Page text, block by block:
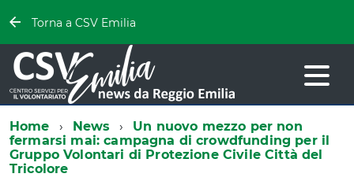
Torna a CSV Emilia
Home News
Un nuovo mezzo per non
fermarsi mai: campagna di crowdfunding per il
Gruppo Volontari di Protezione Civile Città del
Tricolore